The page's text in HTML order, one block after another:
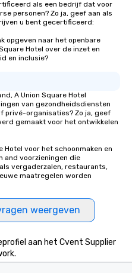
als een bedrijf dat voor
personen? Zo ja, geef aan als
u bent gecertificeerd:
opgeven naar het openbare
Hotel over de inzet en
en inclusie?
A Union Square Hotel
van gezondheidsdiensten
privé-organisaties? Zo ja, geef
gemaakt voor het ontwikkelen
Hotel voor het schoonmaken en
and voorzieningen die
vergaderzalen, restaurants,
maatregelen worden
weergeven
aan het Cvent Supplier